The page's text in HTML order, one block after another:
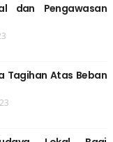
dan Pengawasan
Tagihan Atas Beban